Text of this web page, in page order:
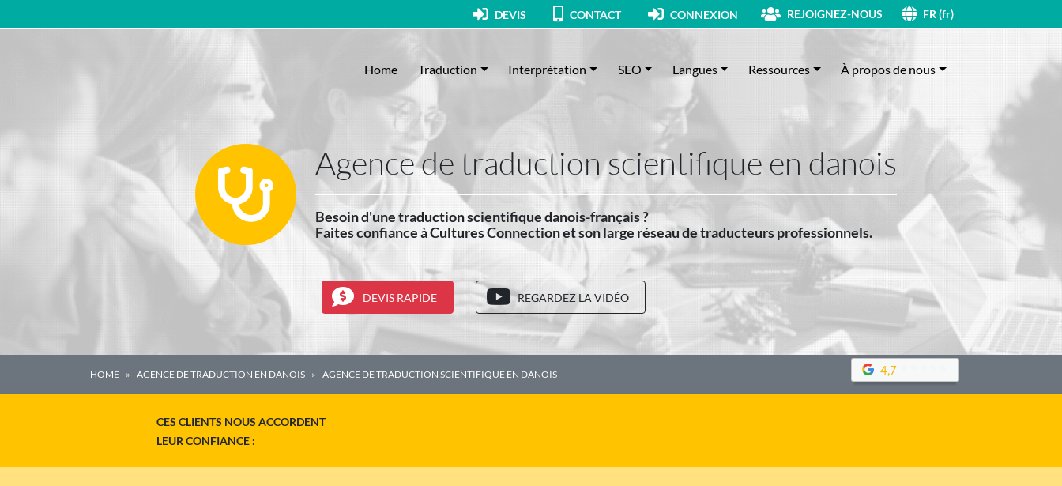
DEVIS CONTACT CONNEXION REJOIGNEZ-NOUS FR (fr)
Navigation principale Home Traduction Interprétation SEO Langues Ressources À propos de nous
Agence de traduction scientifique en danois
Besoin d'une traduction scientifique danois-français ?
Faites confiance à Cultures Connection et son large réseau de traducteurs professionnels.
DEVIS RAPIDE REGARDEZ LA VIDÉO
HOME AGENCE DE TRADUCTION EN DANOIS AGENCE DE TRADUCTION SCIENTIFIQUE EN DANOIS 4,7
CES CLIENTS NOUS ACCORDENT
LEUR CONFIANCE :